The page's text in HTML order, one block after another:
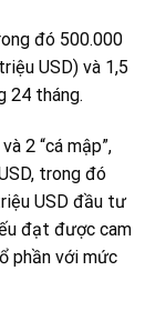
đó 500.000
USD) và 1,5
24 tháng.
2 “cá mập”,
trong đó
USD đầu tư
đạt được cam
phần với mức